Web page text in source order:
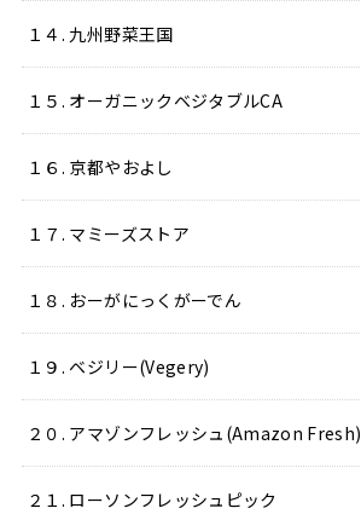
１４. 九州野菜王国
１５. オーガニックベジタブルCA
１６. 京都やおよし
１７. マミーズストア
１８. おーがにっくがーでん
１９. ベジリー(Vegery)
２０. アマゾンフレッシュ(Amazon Fresh)
２１. ローソンフレッシュピック